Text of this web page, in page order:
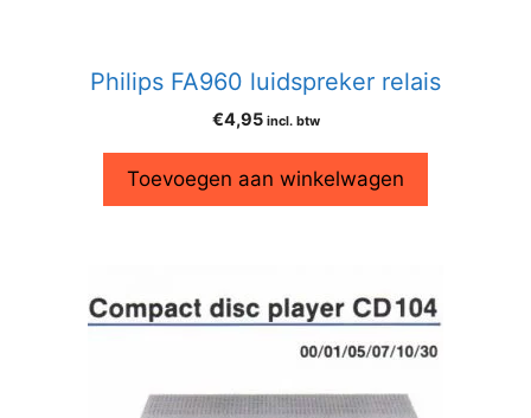
Philips FA960 luidspreker relais
€4,95 incl. btw
Toevoegen aan winkelwagen